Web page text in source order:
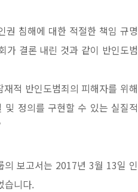
권 침해에 대한 적절한 책임 규명
가 결론 내린 것과 같이 반인도범
적 반인도범죄의 피해자를 위해
및 정의를 구현할 수 있는 실질적
의 보고서는 2017년 3월 13일 인
습니다.